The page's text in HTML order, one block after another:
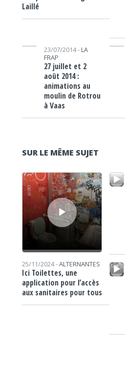
Laillé
Lecteur audio
23/07/2014 - LA
FRAP
27 juillet et 2
août 2014 :
animations au
moulin de Rotrou
à Vaas
Lecteur audio
SUR LE MÊME SUJET
Lecteur audio
25/11/2024 -ALTERNANTES
Ici Toilettes, une
application pour l’accès
aux sanitaires pour tous
Lecteur audio
Lecteur audio